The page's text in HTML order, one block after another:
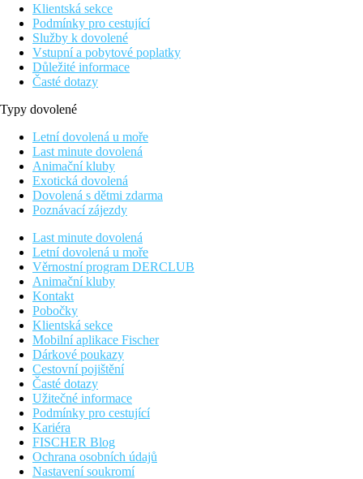
Klientská sekce
Podmínky pro cestující
Služby k dovolené
Vstupní a pobytové poplatky
Důležité informace
Časté dotazy
Typy dovolené
Letní dovolená u moře
Last minute dovolená
Animační kluby
Exotická dovolená
Dovolená s dětmi zdarma
Poznávací zájezdy
Last minute dovolená
Letní dovolená u moře
Věrnostní program DERCLUB
Animační kluby
Kontakt
Pobočky
Klientská sekce
Mobilní aplikace Fischer
Dárkové poukazy
Cestovní pojištění
Časté dotazy
Užitečné informace
Podmínky pro cestující
Kariéra
FISCHER Blog
Ochrana osobních údajů
Nastavení soukromí